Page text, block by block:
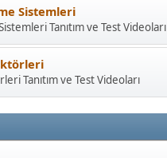
Sistemleri
Tanıtım ve Test Videoları
Tanıtım ve Test Videoları